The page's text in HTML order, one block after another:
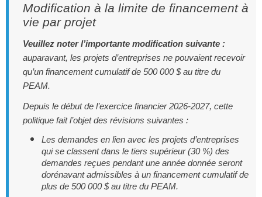
Modification à la limite de financement à
vie par projet
Veuillez noter l’importante modification suivante :
auparavant, les projets d’entreprises ne pouvaient recevoir
qu’un financement cumulatif de 500 000 $ au titre du
PEAM.
Depuis le début de l’exercice financier 2026-2027, cette
politique fait l’objet des révisions suivantes :
Les demandes en lien avec les projets d’entreprises
qui se classent dans le tiers supérieur (30 %) des
demandes reçues pendant une année donnée seront
dorénavant admissibles à un financement cumulatif de
plus de 500 000 $ au titre du PEAM.